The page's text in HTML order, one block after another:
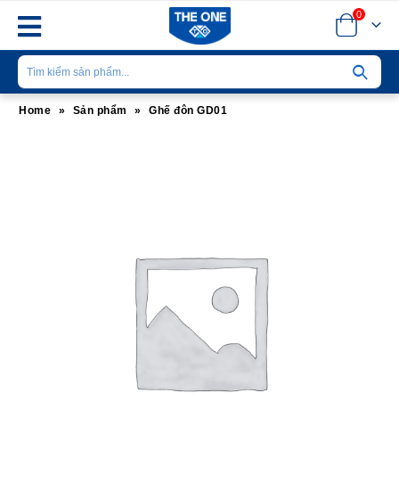
0
Home » Sản phẩm » Ghế đôn GD01